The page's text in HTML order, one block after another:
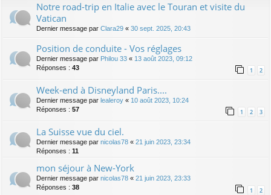
Notre road-trip en Italie avec le Touran et visite du
Vatican
Dernier message par Clara29 « 30 sept. 2025, 20:43
Position de conduite - Vos réglages
Dernier message par Philou 33 « 13 août 2023, 09:12
Réponses : 43 1 2
Week-end à Disneyland Paris....
Dernier message par lealeroy « 10 août 2023, 10:24
Réponses : 57 1 2 3
La Suisse vue du ciel.
Dernier message par nicolas78 « 21 juin 2023, 23:34
Réponses : 11
mon séjour à New-York
Dernier message par nicolas78 « 21 juin 2023, 23:33
Réponses : 38 1 2